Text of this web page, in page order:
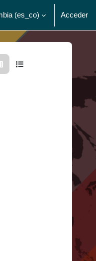
‎(es_co)‎ Acceder